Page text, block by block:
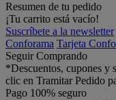
Resumen de tu pedido
¡Tu carrito está vacío!
Suscríbete a la newsletter
Conforama Tarjeta
Seguir Comprando
*Descuentos, cupones y
clic en Tramitar Pedido
Pago 100% seguro